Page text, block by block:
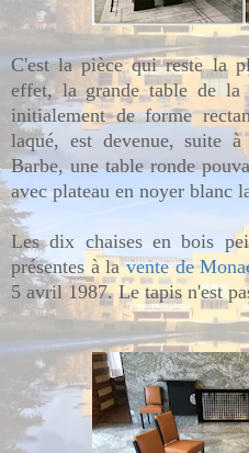
C'est la pièce qui reste la
effet, la grande table de la
initialement de forme
laqué, est devenue, suite
Barbe, une table ronde
avec plateau en noyer blanc
Les dix chaises en bois
présentes à lavente de
5 avril 1987. Le tapis n'est